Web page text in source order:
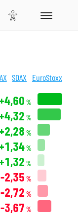
SDAX EuroStoxx
%
%
%
%
%
-2,35 %
-2,72 %
-3,67 %